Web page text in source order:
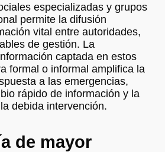
especializadas y grupos
permite la difusión
vital entre autoridades,
de gestión. La
captada en estos
formal o informal amplifica la
a las emergencias,
rápido de información y la
debida intervención.
de mayor